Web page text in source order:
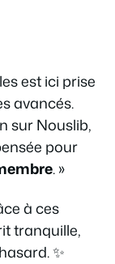
est ici prise
avancés.
sur Nouslib,
pour
. »
à ces
tranquille,
✨